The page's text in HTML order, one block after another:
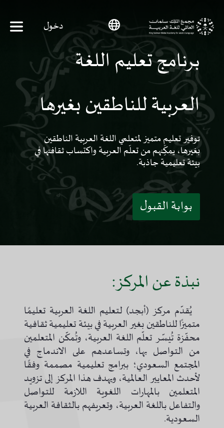
الملاحة
دخول
الرئيسة
برنامج تعليم اللغة
العربية للناطقين بغيرها
توفير تعليم متميز لمتعلمي اللغة العربية الناطقين
بغيرها، يمكِّنهم من تعلّم العربية واكتساب ثقافتها في
بيئة تعليمية جاذبة.
بوابة القبول
نبذة عن المركز:
يُقدّم مركز (أبجد) لتعليم اللغة العربية تعليمًا
متميزًا للناطقين بغير العربية في بيئة تعليمية ثقافية
محفّزة تُيسّر تعلّم اللغة العربية، وتُمكّن المتعلمين
من التواصل بها، وتساعدهم على الاندماج في
المجتمع السعودي؛ ببرامج تعليمية مصممة وفقًا
لأحدث المعايير العالمية، ويهدف هذا المركز إلى تزويد
المتعلمين بالمهارات اللغوية اللازمة للتواصل
والتفاعل باللغة العربية، وتعريفهم بالثقافة العربية
السعودية.